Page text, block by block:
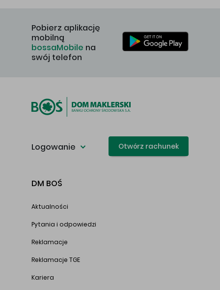
Pobierz aplikację
mobilną
bossaMobile na
swój telefon
Logowanie Otwórz rachunek
DM BOŚ
Aktualności
Pytania i odpowiedzi
Reklamacje
Reklamacje TGE
Kariera